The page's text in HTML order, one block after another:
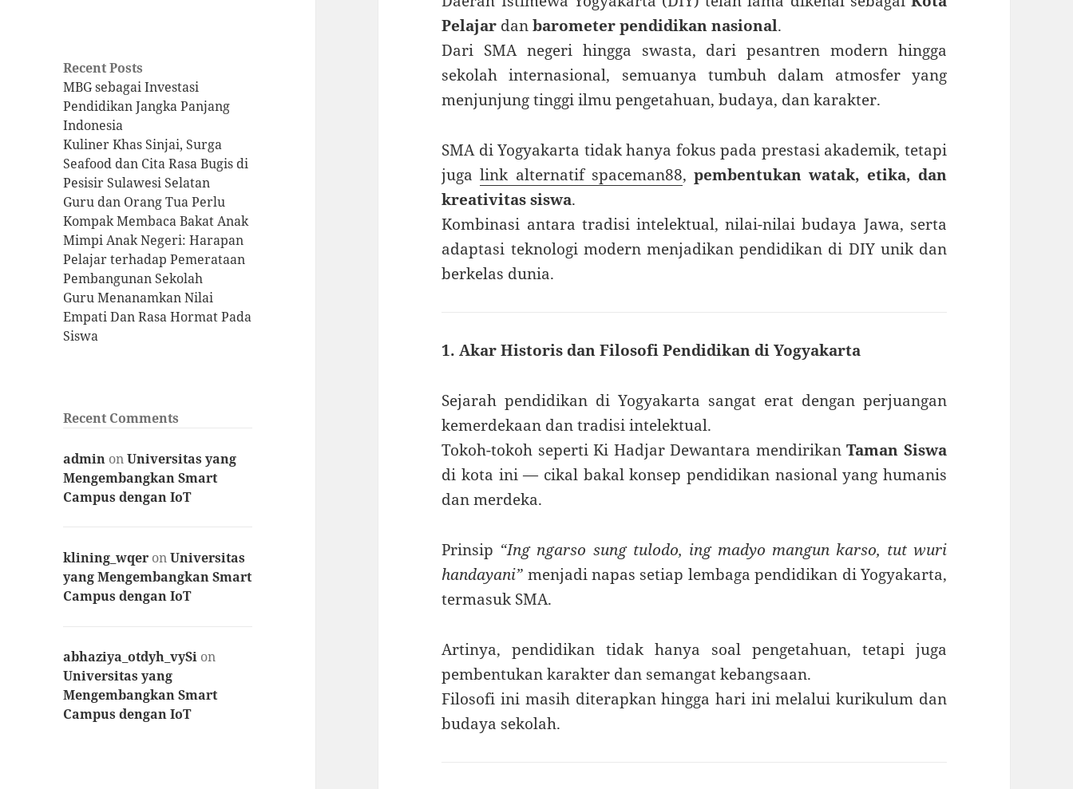
Recent Posts
MBG sebagai Investasi
Pendidikan Jangka Panjang
Indonesia
Kuliner Khas Sinjai, Surga
Seafood dan Cita Rasa Bugis di
Pesisir Sulawesi Selatan
Guru dan Orang Tua Perlu
Kompak Membaca Bakat Anak
Mimpi Anak Negeri: Harapan
Pelajar terhadap Pemerataan
Pembangunan Sekolah
Guru Menanamkan Nilai
Empati Dan Rasa Hormat Pada
Siswa
Recent Comments
admin onUniversitas yang
Mengembangkan Smart
Campus dengan IoT
klining_wqer onUniversitas
yang Mengembangkan Smart
Campus dengan IoT
abhaziya_otdyh_vySi on
Universitas yang
Mengembangkan Smart
Campus dengan IoT
Pelajar danbarometer pendidikan nasional.
Dari SMA negeri hingga swasta, dari pesantren modern hingga
sekolah internasional, semuanya tumbuh dalam atmosfer yang
menjunjung tinggi ilmu pengetahuan, budaya, dan karakter.
SMA di Yogyakarta tidak hanya fokus pada prestasi akademik, tetapi
jugalink alternatif spaceman88, pembentukan watak, etika, dan
kreativitas siswa.
Kombinasi antara tradisi intelektual, nilai-nilai budaya Jawa, serta
adaptasi teknologi modern menjadikan pendidikan di DIY unik dan
berkelas dunia.
1. Akar Historis dan Filosofi Pendidikan di Yogyakarta
Sejarah pendidikan di Yogyakarta sangat erat dengan perjuangan
kemerdekaan dan tradisi intelektual.
Tokoh-tokoh seperti Ki Hadjar Dewantara mendirikanTaman Siswa
di kota ini — cikal bakal konsep pendidikan nasional yang humanis
dan merdeka.
Prinsip “Ing ngarso sung tulodo, ing madyo mangun karso, tut wuri
handayani” menjadi napas setiap lembaga pendidikan di Yogyakarta,
termasuk SMA.
Artinya, pendidikan tidak hanya soal pengetahuan, tetapi juga
pembentukan karakter dan semangat kebangsaan.
Filosofi ini masih diterapkan hingga hari ini melalui kurikulum dan
budaya sekolah.